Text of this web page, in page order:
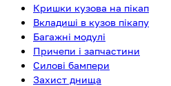
Кришки кузова на пікап
Вкладиші в кузов пікапу
Багажні модулі
Причепи і запчастини
Силові бампери
Захист днища